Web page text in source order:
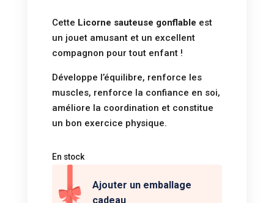
Cette Licorne sauteuse gonflable est
un jouet amusant et un excellent
compagnon pour tout enfant !
Développe l’équilibre, renforce les
muscles, renforce la confiance en soi,
améliore la coordination et constitue
un bon exercice physique.
En stock
Ajouter un emballage
cadeau